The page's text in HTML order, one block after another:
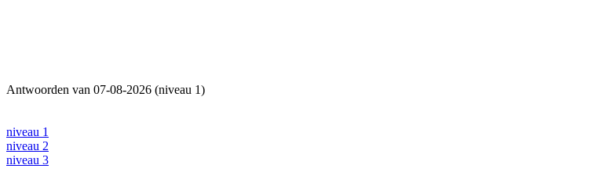
Antwoorden van 07-08-2026 (niveau 1)
niveau 1
niveau 2
niveau 3